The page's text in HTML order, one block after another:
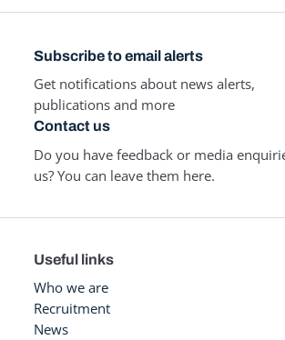
Subscribe to email alerts
Get notifications about news alerts,
publications and more
Contact us
Do you have feedback or media
us? You can leave them here.
Useful links
Who we are
Recruitment
News